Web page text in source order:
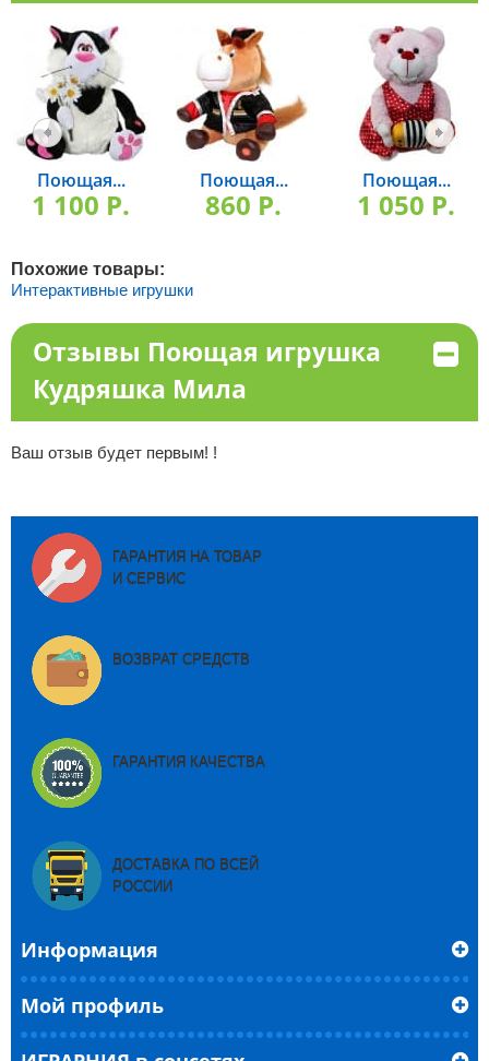
Поющая...
1 100 P.
Поющая...
860 P.
Поющая...
1 050 P.
Похожие товары:
Интерактивные игрушки
Отзывы Поющая игрушка
Кудряшка Мила
Ваш отзыв будет первым! !
ГАРАНТИЯ НА ТОВАР
И СЕРВИС
ВОЗВРАТ СРЕДСТВ
ГАРАНТИЯ КАЧЕСТВА
ДОСТАВКА ПО ВСЕЙ
РОССИИ
Информация
Мой профиль